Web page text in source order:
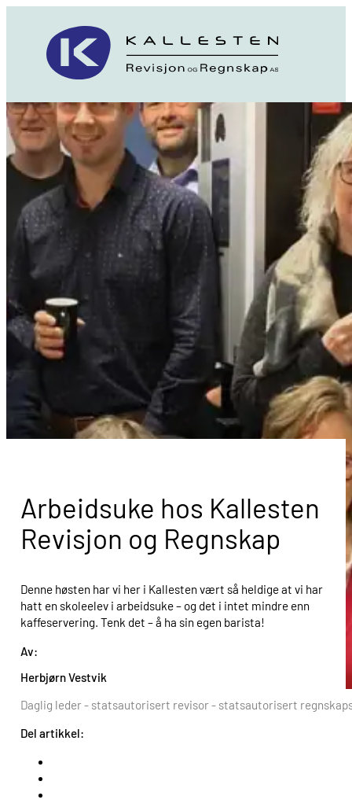
Arbeidsuke hos Kallesten
Revisjon og Regnskap
Denne høsten har vi her i Kallesten vært så heldige at vi har
hatt en skoleelev i arbeidsuke – og det i intet mindre enn
kaffeservering. Tenk det – å ha sin egen barista!
Av:
Herbjørn Vestvik
Daglig leder - statsautorisert revisor - statsautorisert
Del artikkel: